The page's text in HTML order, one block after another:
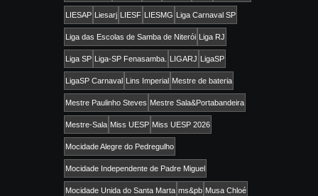
LIESAP Liesarj LIESF LIESMG Liga Carnaval SP
Liga das Escolas de Samba de Niterói Liga RJ
Liga SP Liga-SP Fenasamba. LIGARJ LigaSP
LigaSP Carnaval Lins Imperial Mestre de bateria
Mestre Paulinho Steves Mestre Sala&Portabandeira
Mestre-Sala Miss UESP Miss UESP 2026
Mocidade Alegre do Pedregulho
Mocidade Independente de Padre Miguel
Mocidade Unida do Santa Marta ms&pb Musa Chloé